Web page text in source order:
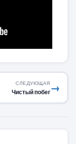
→
СЛЕДУЮЩАЯ
Чистый побег